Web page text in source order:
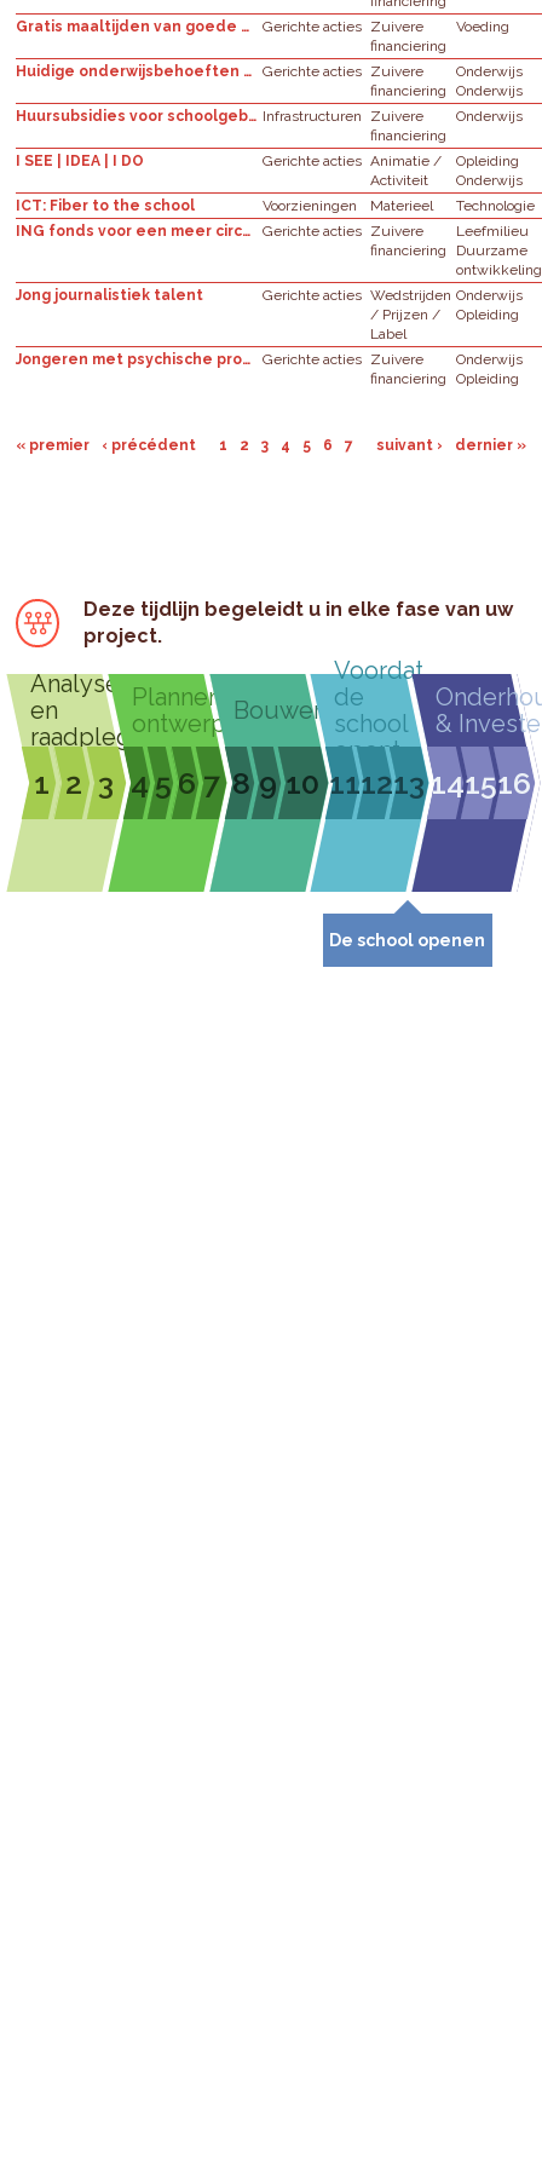
Gratis maaltijden van goede nutritionele kwaliteit, met lokale producten
Gerichte acties Zuivere
financiering
Voeding
Huidige onderwijsbehoeften van kinderen Gerichte acties Zuivere
financiering
Onderwijs
Onderwijs
Huursubsidies voor schoolgebouwen - AGION Infrastructuren
Zuivere
financiering
Onderwijs
I SEE | IDEA | I DO Gerichte acties Animatie /
Activiteit
Opleiding
Onderwijs
ICT: Fiber to the school
Voorzieningen Materieel
Technologie
ING fonds voor een meer circulaire economie
Gerichte acties Zuivere
financiering
Leefmilieu
Duurzame
ontwikkeling
Jong journalistiek talent
Gerichte acties Wedstrijden
/ Prijzen /
Label
Onderwijs
Opleiding
Jongeren met psychische problemen : lokale initiatieven Gerichte acties Zuivere
financiering
Onderwijs
Opleiding
« premier ‹ précédent 1 2 3 4 5 6 7 suivant › dernier »
Deze tijdlijn begeleidt u in elke fase van uw
project.
Analyseren
en
raadplegen
1 2 3
Plannen &
ontwerpen
4 567
Bouwen
8 9 10
Voordat
de
school
opent
111213
De school openen
&
141516